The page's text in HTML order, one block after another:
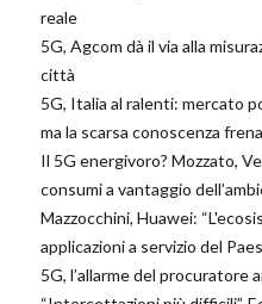
reale
5G, Agcom dà il via alla
città
5G, Italia al ralenti: mercato
ma la scarsa conoscenza
Il 5G energivoro? Mozzato,
consumi a vantaggio
Mazzocchini, Huawei:
applicazioni a servizio del
5G, l’allarme del procuratore